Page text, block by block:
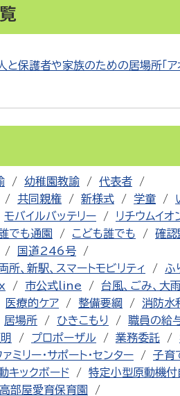
保護者や家族のための居場所「ア
幼稚園教諭
代表者
共同親権 新様式 学童
モバイルバッテリー リチウムイオ
でも通園 こども誰でも 確認
国道246号
、新駅、スマートモビリティ
ふ
市公式line 台風、ごみ、大雨
医療的ケア 整備要綱 消防水
居場所 ひきこもり 職員の給
プロポーザル 業務委託
ァミリー・サポート・センター
子育
キックボード 特定小型原動機付
高部屋愛育保育園